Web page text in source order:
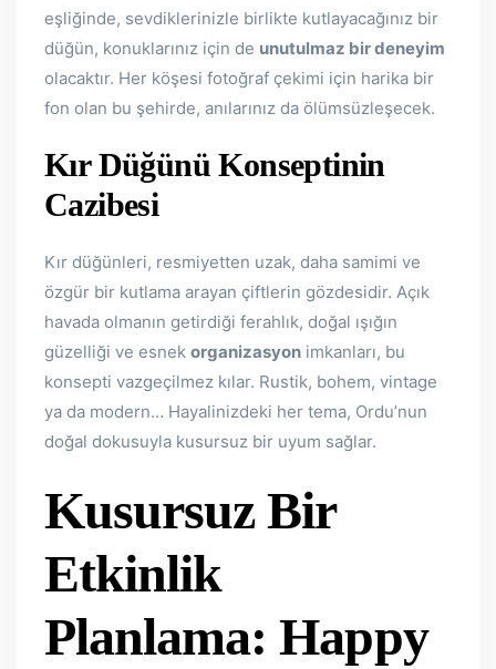
eşliğinde, sevdiklerinizle birlikte kutlayacağınız bir
düğün, konuklarınız için de unutulmaz bir deneyim
olacaktır. Her köşesi fotoğraf çekimi için harika bir
fon olan bu şehirde, anılarınız da ölümsüzleşecek.
Kır Düğünü Konseptinin
Cazibesi
Kır düğünleri, resmiyetten uzak, daha samimi ve
özgür bir kutlama arayan çiftlerin gözdesidir. Açık
havada olmanın getirdiği ferahlık, doğal ışığın
güzelliği ve esnek organizasyon imkanları, bu
konsepti vazgeçilmez kılar. Rustik, bohem, vintage
ya da modern… Hayalinizdeki her tema, Ordu’nun
doğal dokusuyla kusursuz bir uyum sağlar.
Kusursuz Bir
Etkinlik
Planlama: Happy